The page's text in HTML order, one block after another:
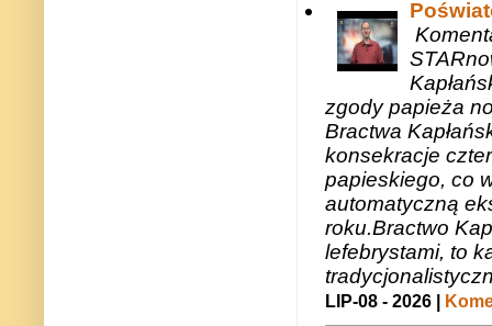
zgody papieża
Bractwa
konsekracje
papieskiego, co
automatyczną
roku.Bractwo
lefebrystami, to
LIP-08 - 2026 |